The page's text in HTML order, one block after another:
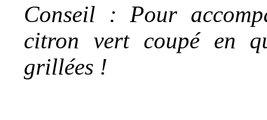
Conseil : Pour
citron vert coupé en
grillées !